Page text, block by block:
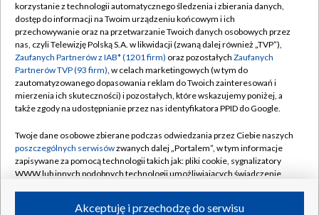
TVP
Abonament TVP
Emisja w TVP
Centrum informacji TVP
Naziemna Telewizja Cyfrowa
Rada Programowa
System NOS
Informacje o nadawcy
Regulamin TVP
Polityka prywatności
Moje zgody
Pomoc
Kontakt
Kanały
korzystanie z technologii automatycznego śledzenia i zbierania danych,
dostęp do informacji na Twoim urządzeniu końcowym i ich
przechowywanie oraz na przetwarzanie Twoich danych osobowych przez
nas, czyli Telewizję Polską S.A. w likwidacji (zwaną dalej również „TVP”),
Zaufanych Partnerów z IAB* (1201 firm) oraz pozostałych Zaufanych
Partnerów TVP (93 firm), w celach marketingowych (w tym do
zautomatyzowanego dopasowania reklam do Twoich zainteresowań i
mierzenia ich skuteczności) i pozostałych, które wskazujemy poniżej, a
także zgody na udostępnianie przez nas identyfikatora PPID do Google.
Twoje dane osobowe zbierane podczas odwiedzania przez Ciebie naszych
poszczególnych serwisówzwanych dalej „Portalem”, w tym informacje
zapisywane za pomocą technologii takich jak: pliki cookie, sygnalizatory
WWW lub innych podobnych technologii umożliwiających świadczenie
ruchu w Internecie.Akceptuję i przechodzę do serwisu